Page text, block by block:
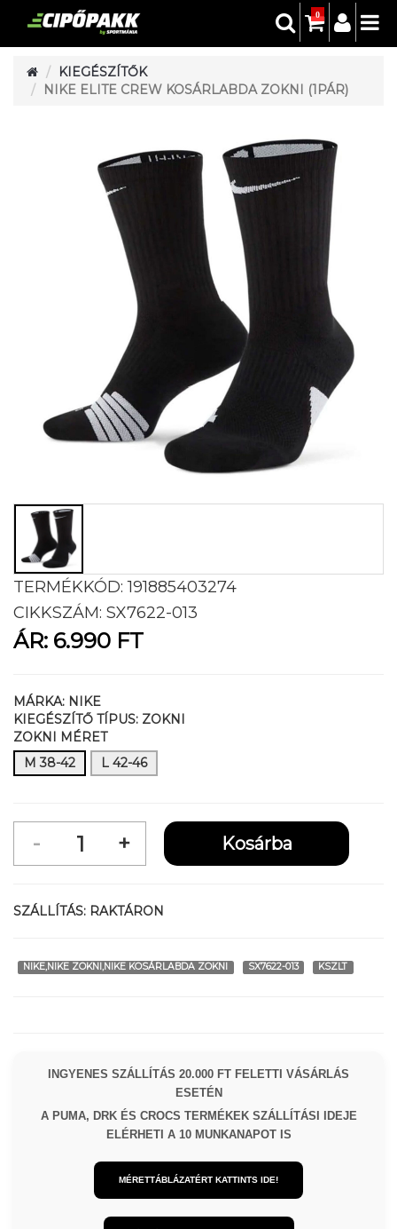
0
KIEGÉSZÍTŐK
NIKE ELITE CREW KOSÁRLABDA ZOKNI (1PÁR)
TERMÉKKÓD:191885403274
CIKKSZÁM: SX7622-013
ÁR: 6.990 FT
MÁRKA: NIKE
KIEGÉSZÍTŐ TÍPUS: ZOKNI
ZOKNI MÉRET
M 38-42
L 42-46
SZÁLLÍTÁS: RAKTÁRON
NIKE,NIKE ZOKNI,NIKE KOSÁRLABDA ZOKNI SX7622-013 KSZLT
INGYENES SZÁLLÍTÁS 20.000 FT FELETTI VÁSÁRLÁS
ESETÉN
A PUMA, DRK ÉS CROCS TERMÉKEK SZÁLLÍTÁSI IDEJE
ELÉRHETI A 10 MUNKANAPOT IS
MÉRETTÁBLÁZATÉRT KATTINTS IDE!